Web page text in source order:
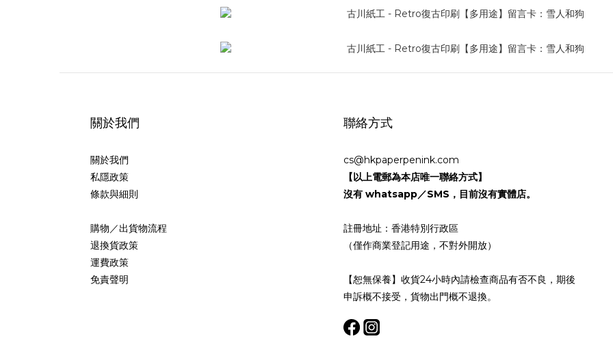
關於我們
關於我們
私隱政策
條款與細則
購物／出貨物流程
退換貨政策
運費政策
免責聲明
聯絡方式
cs@hkpaperpenink.com
【以上電郵為本店唯一聯絡方式】
沒有 whatsapp／SMS，目前沒有實體店。
註冊地址：香港特別行政區
（僅作商業登記用途，不對外開放）
【恕無保養】收貨24小時內請檢查商品有否不良，期後
申訴概不接受，貨物出門概不退換。